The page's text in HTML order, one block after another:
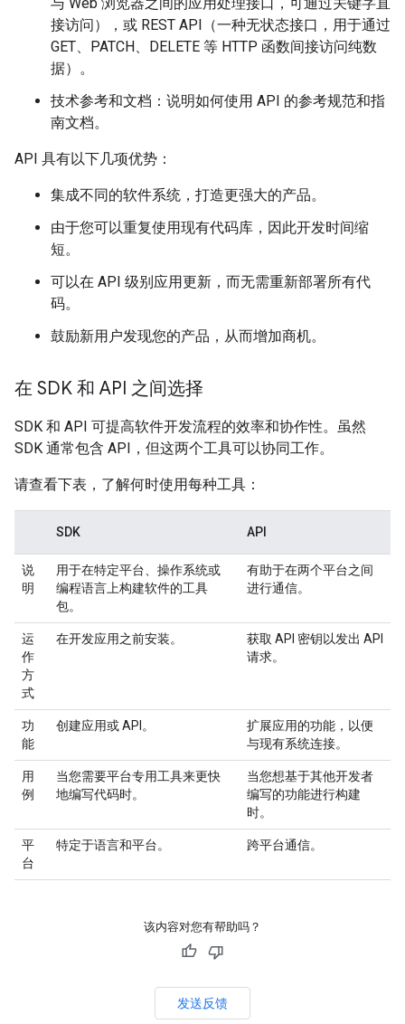
接访问），或 REST API（一种无状态接口，用于通过
GET、PATCH、DELETE 等 HTTP 函数间接访问纯数
据）。
技术参考和文档：说明如何使用 API 的参考规范和指
南文档。
API 具有以下几项优势：
集成不同的软件系统，打造更强大的产品。
由于您可以重复使用现有代码库，因此开发时间缩
短。
可以在 API 级别应用更新，而无需重新部署所有代
码。
鼓励新用户发现您的产品，从而增加商机。
在 SDK 和 API 之间选择
SDK 和 API 可提高软件开发流程的效率和协作性。虽然
SDK 通常包含 API，但这两个工具可以协同工作。
请查看下表，了解何时使用每种工具：
SDK API
说
明
用于在特定平台、操作系统或
编程语言上构建软件的工具
包。
有助于在两个平台之间
进行通信。
运
作
方
式
在开发应用之前安装。
获取 API 密钥以发出 API
请求。
功
能
创建应用或 API。
扩展应用的功能，以便
与现有系统连接。
用
例
当您需要平台专用工具来更快
地编写代码时。
当您想基于其他开发者
编写的功能进行构建
时。
平
台
特定于语言和平台。 跨平台通信。
该内容对您有帮助吗？
发送反馈